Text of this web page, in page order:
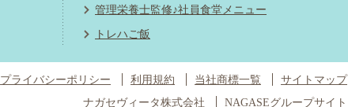
管理栄養士監修♪社員食堂メニュー
トレハご飯
プライバシーポリシー 利用規約 当社商標一覧
サイトマップ
ナガセヴィータ株式会社
NAGASEグループサイト